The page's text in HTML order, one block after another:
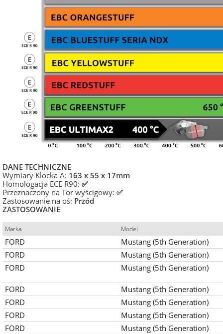
DANE TECHNICZNE
Wymiary Klocka A: 163 x 55 x 17mm
Homologacja ECE R90: ✅
Przeznaczony na Tor wyścigowy: ✅
Zastosowanie na oś: Przód
ZASTOSOWANIE
Marka Model
FORD
Mustang (5th Generation)
FORD
Mustang (5th Generation)
FORD
Mustang (5th Generation)
FORD
Mustang (5th Generation)
FORD
Mustang (5th Generation)
FORD
Mustang (5th Generation)
FORD
Mustang (5th Generation)